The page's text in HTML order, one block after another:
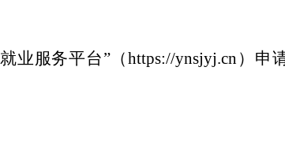
业服务平台”（https://ynsjyj.cn ）申